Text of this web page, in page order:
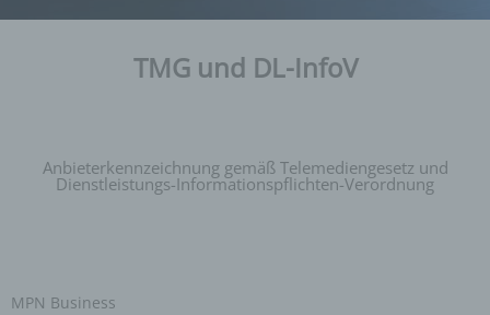
TMG und DL-InfoV
Anbieterkennzeichnung gemäß Telemediengesetz und
Dienstleistungs-Informationspflichten-Verordnung
MPN Business